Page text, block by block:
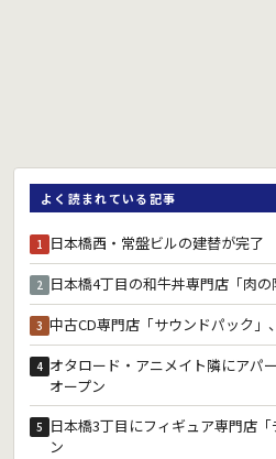
よく読まれている記事
1 日本橋西・常盤ビルの建替が完了
2 日本橋4丁目の和牛丼専門店「肉
3 中古CD専門店「サウンドパック
4 オタロード・アニメイト隣にアパ
オープン
5 日本橋3丁目にフィギュア専門店
ン